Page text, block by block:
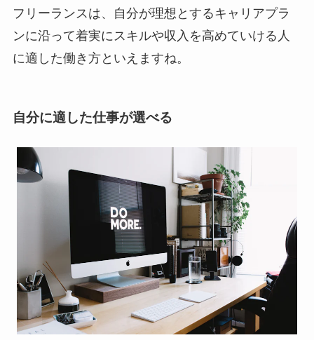
フリーランスは、自分が理想とするキャリアプラ
ンに沿って着実にスキルや収入を高めていける人
に適した働き方といえますね。
自分に適した仕事が選べる